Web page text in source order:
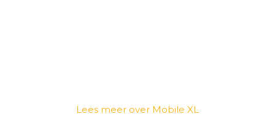
Lees meer over Mobile XL